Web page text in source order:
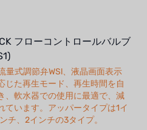
フローコントロールバルブ
量式調節弁WSl、液晶画面表示
じた再生モード、再生時間を自
、軟水器での使用に最適で、減
ています。アッパータイプは1イ
チ、2インチの3タイプ。